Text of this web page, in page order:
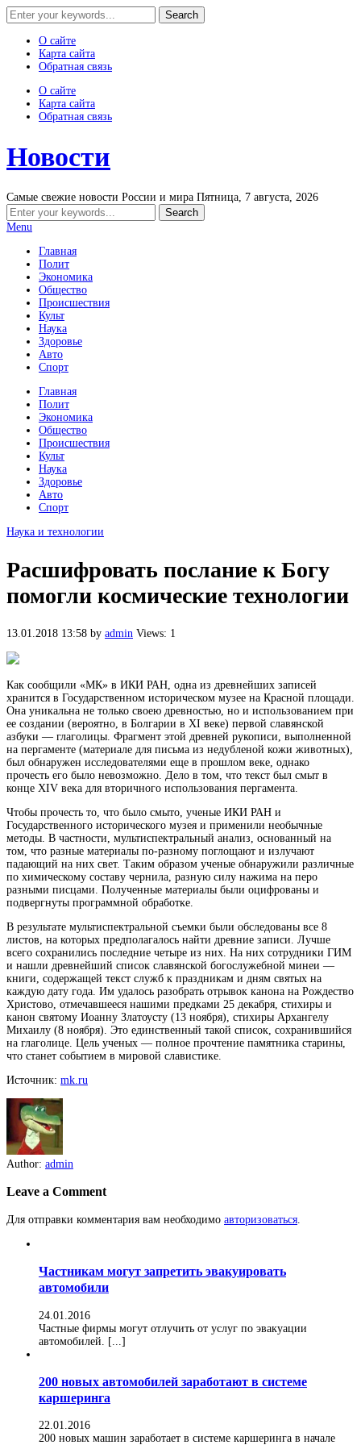
О сайте
Карта сайта
Обратная связь
О сайте
Карта сайта
Обратная связь
Новости
Самые свежие новости России и мира Пятница, 7 августа, 2026
Menu
Главная
Полит
Экономика
Общество
Происшествия
Культ
Наука
Здоровье
Авто
Спорт
Главная
Полит
Экономика
Общество
Происшествия
Культ
Наука
Здоровье
Авто
Спорт
Наука и технологии
Расшифровать послание к Богу
помогли космические технологии
13.01.2018 13:58 by admin Views: 1
Как сообщили «МК» в ИКИ РАН, одна из древнейших записей
хранится в Государственном историческом музее на Красной площади.
Она уникальна не только своею древностью, но и использованием при
ее создании (вероятно, в Болгарии в XI веке) первой славянской
азбуки — глаголицы. Фрагмент этой древней рукописи, выполненной
на пергаменте (материале для письма из недубленой кожи животных),
был обнаружен исследователями еще в прошлом веке, однако
прочесть его было невозможно. Дело в том, что текст был смыт в
конце XIV века для вторичного использования пергамента.
Чтобы прочесть то, что было смыто, ученые ИКИ РАН и
Государственного исторического музея и применили необычные
методы. В частности, мультиспектральный анализ, основанный на
том, что разные материалы по-разному поглощают и излучают
падающий на них свет. Таким образом ученые обнаружили различные
по химическому составу чернила, разную силу нажима на перо
разными писцами. Полученные материалы были оцифрованы и
подвергнуты программной обработке.
В результате мультиспектральной съемки были обследованы все 8
листов, на которых предполагалось найти древние записи. Лучше
всего сохранились последние четыре из них. На них сотрудники ГИМ
и нашли древнейший список славянской богослужебной минеи —
книги, содержащей текст служб к праздникам и дням святых на
каждую дату года. Им удалось разобрать отрывок канона на Рождество
Христово, отмечавшееся нашими предками 25 декабря, стихиры и
канон святому Иоанну Златоусту (13 ноября), стихиры Архангелу
Михаилу (8 ноября). Это единственный такой список, сохранившийся
на глаголице. Цель ученых — полное прочтение памятника старины,
что станет событием в мировой славистике.
Источник: mk.ru
Author: admin
Leave a Comment
Для отправки комментария вам необходимо авторизоваться
Частникам могут запретить эвакуировать
автомобили
24.01.2016
Частные фирмы могут отлучить от услуг по эвакуации
автомобилей. [...]
200 новых автомобилей заработают в системе
каршеринга
22.01.2016
200 новых машин заработает в системе каршеринга в начале